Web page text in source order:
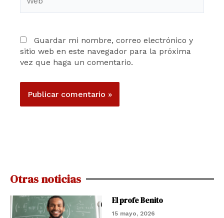
Guardar mi nombre, correo electrónico y
sitio web en este navegador para la próxima
vez que haga un comentario.
Otras noticias
El profe Benito
15 mayo, 2026